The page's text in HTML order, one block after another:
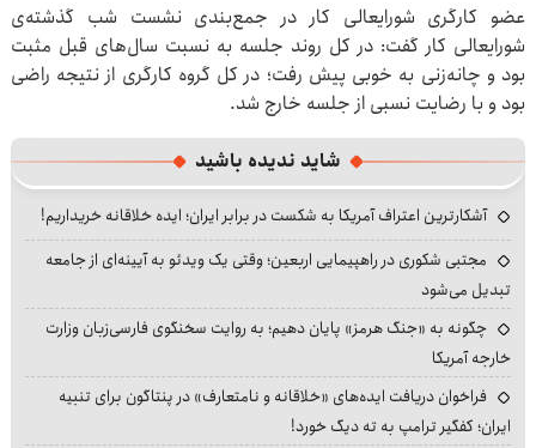
عضو کارگری شورایعالی کار در جمع‌بندی نشست شب گذشته‌ی
شورایعالی کار گفت: در کل روند جلسه به نسبت سال‌های قبل مثبت
بود و چانه‌زنی به خوبی پیش رفت؛ در کل گروه کارگری از نتیجه راضی
بود و با رضایت نسبی از جلسه خارج شد.
شاید ندیده باشید
آشکارترین اعتراف آمریکا به شکست در برابر ایران؛ ایده خلاقانه خریداریم!
مجتبی شکوری در راهپیمایی اربعین؛ وقتی یک ویدئو به آیینه‌ای از جامعه
تبدیل می‌شود
چگونه به «جنگ هرمز» پایان دهیم؛ به روایت سخنگوی فارسی‌زبان وزارت
خارجه آمریکا
فراخوان دریافت ایده‌های «خلاقانه و نامتعارف» در پنتاگون برای تنبیه
ایران؛ کفگیر ترامپ به ته دیگ خورد!